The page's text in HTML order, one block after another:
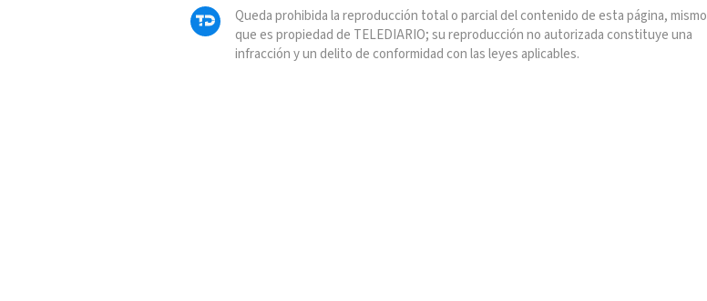
Queda prohibida la reproducción total o parcial del contenido de esta página, mismo
que es propiedad de TELEDIARIO; su reproducción no autorizada constituye una
infracción y un delito de conformidad con las leyes aplicables.